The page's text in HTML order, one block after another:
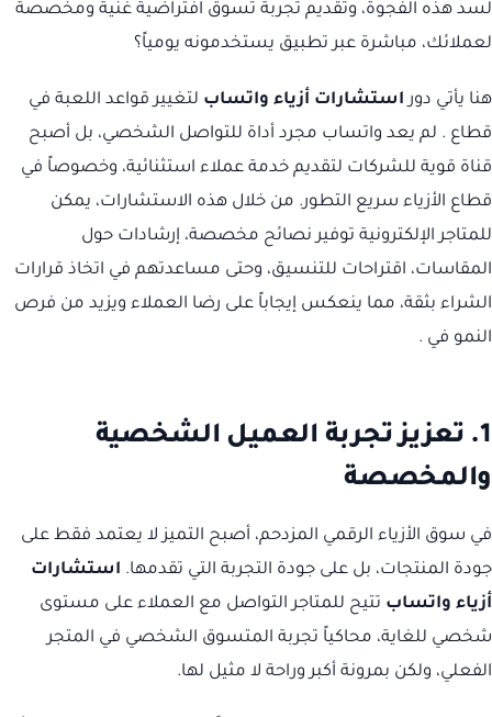
لسد هذه الفجوة، وتقديم تجربة تسوق افتراضية غنية ومخصصة
لعملائك، مباشرة عبر تطبيق يستخدمونه يومياً؟
هنا يأتي دور استشارات أزياء واتساب لتغيير قواعد اللعبة في
قطاع . لم يعد واتساب مجرد أداة للتواصل الشخصي، بل أصبح
قناة قوية للشركات لتقديم خدمة عملاء استثنائية، وخصوصاً في
قطاع الأزياء سريع التطور. من خلال هذه الاستشارات، يمكن
للمتاجر الإلكترونية توفير نصائح مخصصة، إرشادات حول
المقاسات، اقتراحات للتنسيق، وحتى مساعدتهم في اتخاذ قرارات
الشراء بثقة، مما ينعكس إيجاباً على رضا العملاء ويزيد من فرص
النمو في .
1. تعزيز تجربة العميل الشخصية
والمخصصة
في سوق الأزياء الرقمي المزدحم، أصبح التميز لا يعتمد فقط على
جودة المنتجات، بل على جودة التجربة التي تقدمها. استشارات
أزياء واتساب تتيح للمتاجر التواصل مع العملاء على مستوى
شخصي للغاية، محاكياً تجربة المتسوق الشخصي في المتجر
الفعلي، ولكن بمرونة أكبر وراحة لا مثيل لها.